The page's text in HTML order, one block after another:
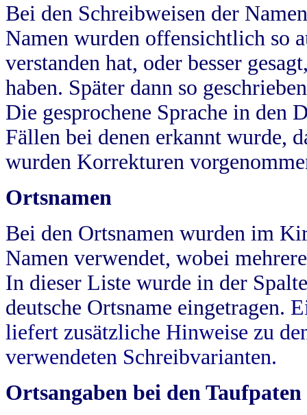
Bei den Schreibweisen der
Namen wurden offensichtlich so
verstanden hat, oder besser
haben. Später dann so
Die gesprochene Sprache in
Fällen bei denen erkannt wurde,
wurden Korrekturen
Ortsnamen
Bei den Ortsnamen wurden im
Namen verwendet, wobei
In dieser Liste wurde in der
deutsche Ortsname eingetragen.
liefert zusätzliche Hinweise zu
verwendeten Schreibvarianten.
Ortsangaben bei den Taufpaten